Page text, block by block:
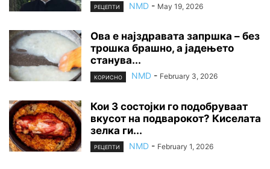
РЕЦЕПТИ NMD - May 19, 2026
Ова е најздравата запршка – без
трошка брашно, а јадењето
станува...
КОРИСНО NMD - February 3, 2026
Кои 3 состојки го подобруваат
вкусот на подварокот? Киселата
зелка ги...
РЕЦЕПТИ NMD - February 1, 2026